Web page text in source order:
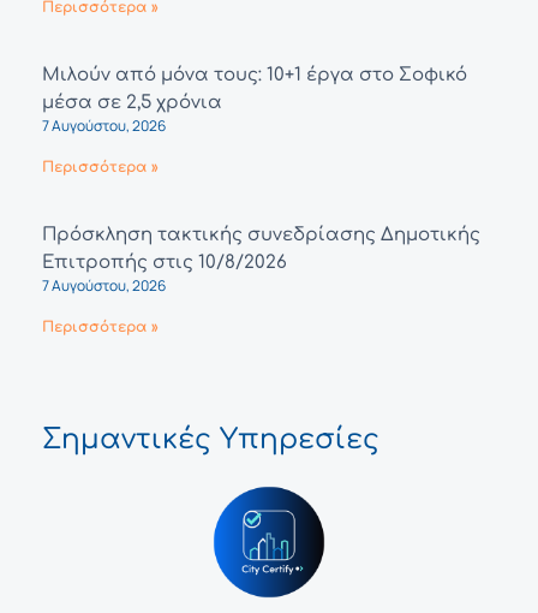
Περισσότερα »
Μιλούν από μόνα τους: 10+1 έργα στο Σοφικό
μέσα σε 2,5 χρόνια
7 Αυγούστου, 2026
Περισσότερα »
Πρόσκληση τακτικής συνεδρίασης Δημοτικής
Επιτροπής στις 10/8/2026
7 Αυγούστου, 2026
Περισσότερα »
Σημαντικές Υπηρεσίες